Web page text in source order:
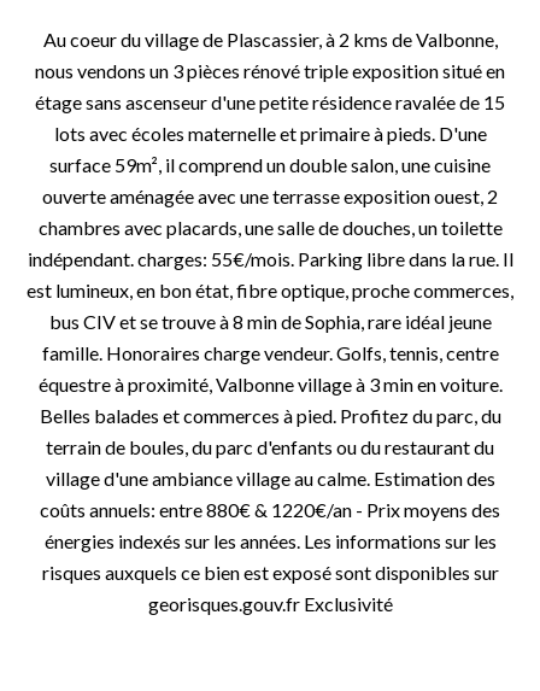
Au coeur du village de Plascassier, à 2 kms de Valbonne,
nous vendons un 3 pièces rénové triple exposition situé en
étage sans ascenseur d'une petite résidence ravalée de 15
lots avec écoles maternelle et primaire à pieds. D'une
surface 59m², il comprend un double salon, une cuisine
ouverte aménagée avec une terrasse exposition ouest, 2
chambres avec placards, une salle de douches, un toilette
indépendant. charges: 55€/mois. Parking libre dans la rue. Il
est lumineux, en bon état, fibre optique, proche commerces,
bus CIV et se trouve à 8 min de Sophia, rare idéal jeune
famille. Honoraires charge vendeur. Golfs, tennis, centre
équestre à proximité, Valbonne village à 3 min en voiture.
Belles balades et commerces à pied. Profitez du parc, du
terrain de boules, du parc d'enfants ou du restaurant du
village d'une ambiance village au calme. Estimation des
coûts annuels: entre 880€ & 1220€/an - Prix moyens des
énergies indexés sur les années. Les informations sur les
risques auxquels ce bien est exposé sont disponibles sur
georisques.gouv.fr Exclusivité